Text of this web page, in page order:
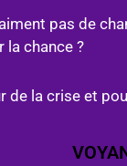
pas de
la chance ?
de la crise et